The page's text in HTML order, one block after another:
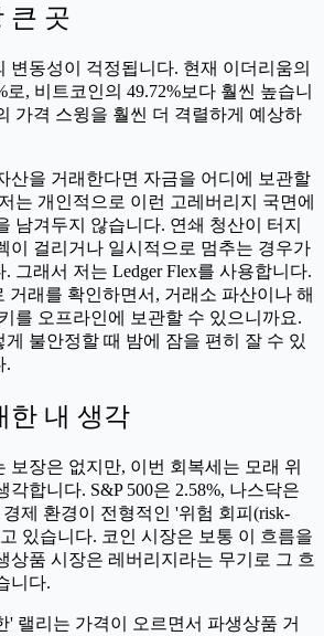
큰 곳
변동성이 걱정됩니다. 현재 이더리움의
로, 비트코인의 49.72%보다 훨씬 높습니
가격 스윙을 훨씬 더 격렬하게 예상하
산을 거래한다면 자금을 어디에 보관할
는 개인적으로 이런 고레버리지 국면에
남겨두지 않습니다. 연쇄 청산이 터지
이 걸리거나 일시적으로 멈추는 경우가
그래서 저는 Ledger Flex를 사용합니다.
거래를 확인하면서, 거래소 파산이나 해
를 오프라인에 보관할 수 있으니까요.
불안정할 때 밤에 잠을 편히 잘 수 있
.
한 내 생각
보장은 없지만, 이번 회복세는 모래 위
각합니다. S&P 500은 2.58%, 나스닥은
제 환경이 전형적인 '위험 회피(risk-
있습니다. 코인 시장은 보통 이 흐름을
상품 시장은 레버리지라는 무기로 그 흐
니다.
' 랠리는 가격이 오르면서 파생상품 거